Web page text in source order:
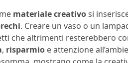
materiale creativosi
. Creare un vaso o un
che altrimenti resterebbero
, risparmio e attenzione